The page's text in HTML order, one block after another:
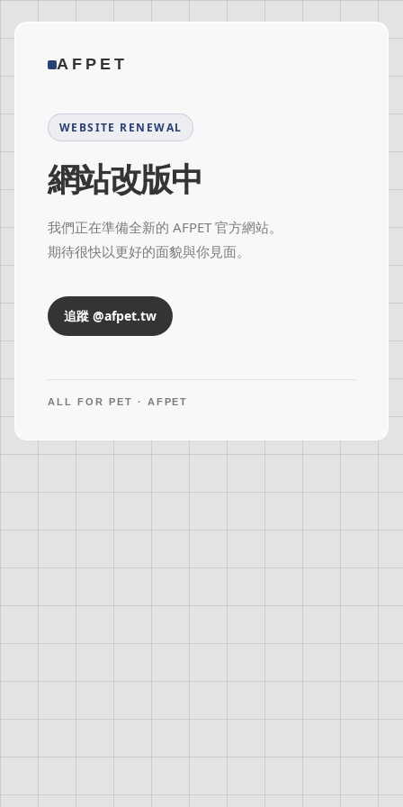
AFPET
WEBSITE RENEWAL
網站改版中
我們正在準備全新的 AFPET 官方網站。
期待很快以更好的面貌與你見面。
追蹤 @afpet.tw
ALL FOR PET · AFPET